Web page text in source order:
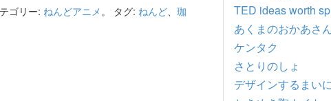
ゴリー: ねんどアニメ。 タグ: ねんど、 珈
TED ideas worth
あくまのおかあさ
ケンタク
さとりのしょ
デザインするまい